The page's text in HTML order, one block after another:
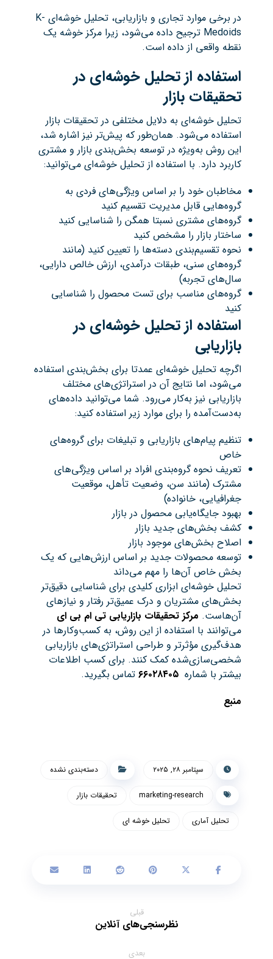
در برخی موارد تجاری و بازاریابی، تحلیل خوشه‌ای K-
Medoids ترجیح داده می‌شود، زیرا مرکز خوشه یک
نقطه واقعی از داده است.
استفاده از تحلیل خوشه‌ای در
تحقیقات بازار
تحلیل خوشه‌ای به دلایل مختلفی در تحقیقات بازار
استفاده می‌شود. همان‌طور که پیش‌تر نیز اشاره شد،
این روش به‌ویژه در توسعه بخش‌بندی بازار و مشتری
کاربرد دارد. با استفاده از تحلیل خوشه‌ای می‌توانید:
مخاطبان خود را بر اساس ویژگی‌های فردی به
گروه‌هایی قابل مدیریت تقسیم کنید
گروه‌های مشتری نسبتا همگن را شناسایی کنید
ساختار بازار را مشخص کنید
نحوه تقسیم‌بندی دسته‌ها را تعیین کنید (مانند
گروه‌های سنی، طبقات درآمدی، ارزش خالص دارایی،
سال‌های تجربه)
گروه‌های مناسب برای تست محصول را شناسایی
کنید
استفاده از تحلیل خوشه‌ای در
بازاریابی
اگرچه تحلیل خوشه‌ای عمدتا برای بخش‌بندی استفاده
می‌شود، اما نتایج آن در استراتژی‌های مختلف
بازاریابی نیز به‌کار می‌رود. شما می‌توانید داده‌های
به‌دست‌آمده را برای موارد زیر استفاده کنید:
تنظیم پیام‌های بازاریابی و تبلیغات برای گروه‌های
خاص
تعریف نحوه گروه‌بندی افراد بر اساس ویژگی‌های
مشترک (مانند سن، وضعیت تأهل، موقعیت
جغرافیایی، خانواده)
بهبود جایگاه‌یابی محصول در بازار
کشف بخش‌های جدید بازار
اصلاح بخش‌های موجود بازار
توسعه محصولات جدید بر اساس ارزش‌هایی که یک
بخش خاص آن‌ها را مهم می‌داند
تحلیل خوشه‌ای ابزاری کلیدی برای شناسایی دقیق‌تر
بخش‌های مشتریان و درک عمیق‌تر رفتار و نیازهای
آن‌هاست. مرکز تحقیقات بازاریابی تی ام بی ای
می‌توانند با استفاده از این روش، به کسب‌وکارها در
هدف‌گیری مؤثرتر و طراحی استراتژی‌های بازاریابی
شخصی‌سازی‌شده کمک کنند. برای کسب اطلاعات
بیشتر با شماره۶۶۰۲۸۴۰۵ تماس بگیرید.
منبع
سپتامبر ۲۸, ۲۰۲۵ دسته‌بندی نشده
marketing-research تحقیقات بازار
تحلیل آماری تحلیل خوشه ای
قبلی
نظرسنجی‌های آنلاین
بعدی